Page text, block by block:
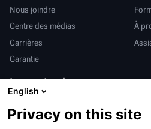
Nous joindre
Centre des médias
À
Carrières
Garantie
International
亨特中国
English
Privacy on this site